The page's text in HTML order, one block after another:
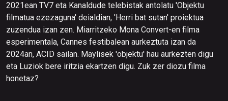
2021ean TV7 eta Kanaldude telebistak antolatu 'Objektu
filmatua ezezaguna' deialdian, 'Herri bat sutan' proiektua
zuzendua izan zen. Miarritzeko Mona Convert-en filma
esperimentala, Cannes festibalean aurkeztuta izan da
2024an, ACID sailan. Maylisek 'objektu' hau aurkezten digu
eta Luziok bere iritzia ekartzen digu. Zuk zer diozu filma
honetaz?